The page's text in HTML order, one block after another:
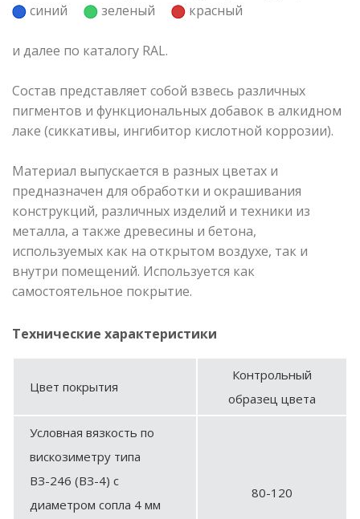
синий
зеленый красный
и далее по каталогу RAL.
Состав представляет собой взвесь различных
пигментов и функциональных добавок в алкидном
лаке (сиккативы, ингибитор кислотной коррозии).
Материал выпускается в разных цветах и
предназначен для обработки и окрашивания
конструкций, различных изделий и техники из
металла, а также древесины и бетона,
используемых как на открытом воздухе, так и
внутри помещений. Используется как
самостоятельное покрытие.
Технические характеристики
Цвет покрытия
Контрольный
образец цвета
Условная вязкость по
вискозиметру типа
ВЗ-246 (ВЗ-4) с
диаметром сопла 4 мм
80-120